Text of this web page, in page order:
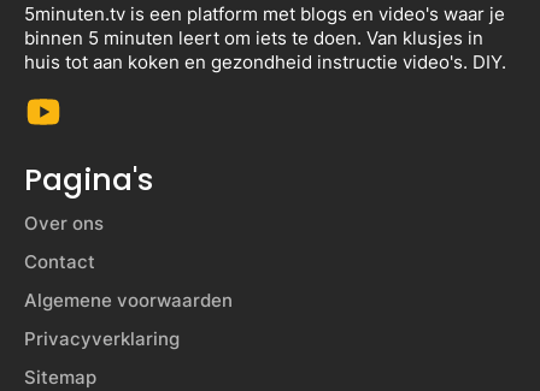
5minuten.tv is een platform met blogs en video's waar je
binnen 5 minuten leert om iets te doen. Van klusjes in
huis tot aan koken en gezondheid instructie video's. DIY.
Pagina's
Over ons
Contact
Algemene voorwaarden
Privacyverklaring
Sitemap